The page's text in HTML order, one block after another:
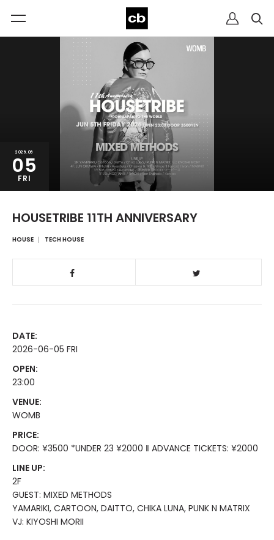
2026.06
05
FRI
HOUSETRIBE 11TH ANNIVERSARY
HOUSE TECH HOUSE
DATE:
2026-06-05 FRI
OPEN:
23:00
VENUE:
WOMB
PRICE:
DOOR: ¥3500 *UNDER 23 ¥2000 ‖ ADVANCE TICKETS: ¥2000
LINE UP:
2F
GUEST: MIXED METHODS
YAMARIKI, CARTOON, DAITTO, CHIKA LUNA, PUNK N MATRIX
VJ: KIYOSHI MORII